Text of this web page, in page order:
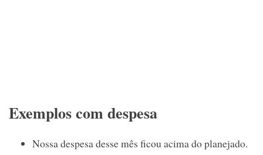
Exemplos com despesa
Nossa despesa desse mês ficou acima do planejado.